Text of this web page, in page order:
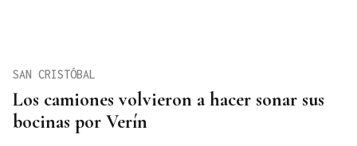
Los camiones volvieron a hacer sonar sus
bocinas por Verín
SAN CRISTÓBAL